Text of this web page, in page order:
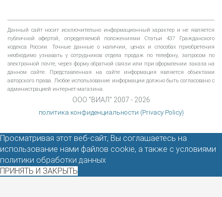
Данный сайт носит исключительно информационный характер и не является
публичной офертой, определяемой положениями Статьи 437 Гражданского
кодекса России. Точные данные о наличии, ценах и способах приобретения
необходимо узнавать у сотрудников отдела продаж по телефону, запросом по
электронной почте, через форму обратной связи или при оформлении заказа на
данном сайте. Представленная на сайте информация является объектами
авторского права. Любое использование информации должно быть согласовано с
администрацией интернет-магазина.
ООО "ВИАЛ" 2007 - 2026
политика конфиденциальности (Privacy Policy)
Просматривая этот веб-сайт, Вы соглашаетесь на
использование нами файлов cookie, а также с условиями
политики обработки данных
ПРИНЯТЬ И ЗАКРЫТЬ